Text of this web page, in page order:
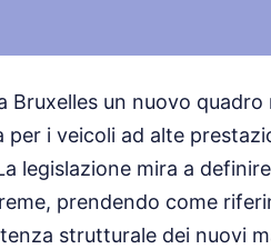
Bruxelles un nuovo
i veicoli ad alte
legislazione mira a
prendendo come
strutturale dei nuovi